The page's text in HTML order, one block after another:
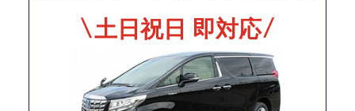
土日祝日 即対応